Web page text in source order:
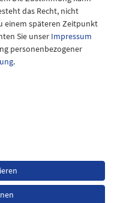
das Recht, nicht
einem späteren Zeitpunkt
Sie unser Impressum
personenbezogener
.